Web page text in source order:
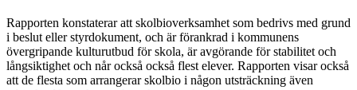
Rapporten konstaterar att skolbioverksamhet som bedrivs med grund
i beslut eller styrdokument, och är förankrad i kommunens
övergripande kulturutbud för skola, är avgörande för stabilitet och
långsiktighet och når också också flest elever. Rapporten visar också
att de flesta som arrangerar skolbio i någon utsträckning även